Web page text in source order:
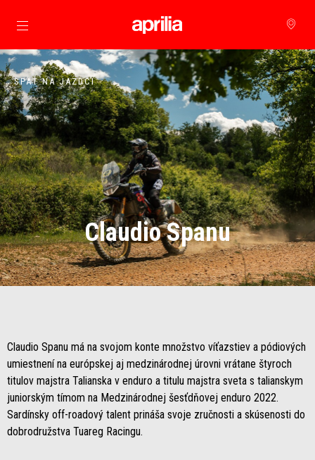
Prejsť na hlavný obsah
SPÄŤ NA JAZDCI
Claudio Spanu
Claudio Spanu má na svojom konte množstvo víťazstiev a pódiových
umiestnení na európskej aj medzinárodnej úrovni vrátane štyroch
titulov majstra Talianska v enduro a titulu majstra sveta s talianskym
juniorským tímom na Medzinárodnej šesťdňovej enduro 2022.
Sardínsky off-roadový talent prináša svoje zručnosti a skúsenosti do
dobrodružstva Tuareg Racingu.